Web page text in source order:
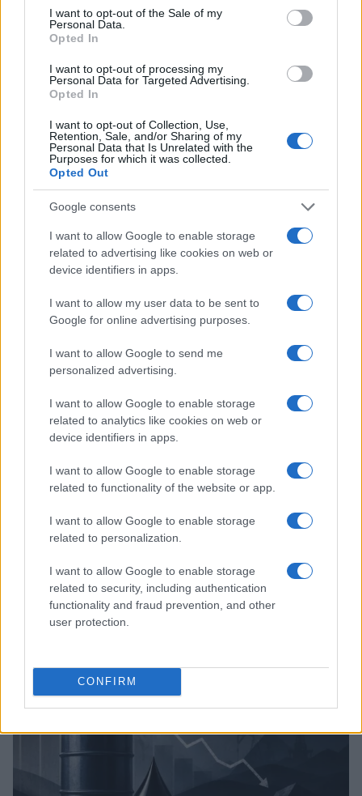
consent section.
I want to opt-out of the Sale of my
Personal Data.
Opted In
I want to opt-out of processing my
Personal Data for Targeted Advertising.
Opted In
I want to opt-out of Collection, Use,
Retention, Sale, and/or Sharing of my
Personal Data that Is Unrelated with the
Purposes for which it was collected.
Opted Out
Google consents
I want to allow Google to enable storage
related to advertising like cookies on web or
device identifiers in apps.
I want to allow my user data to be sent to
Google for online advertising purposes.
I want to allow Google to send me
personalized advertising.
I want to allow Google to enable storage
related to analytics like cookies on web or
device identifiers in apps.
I want to allow Google to enable storage
related to functionality of the website or app.
I want to allow Google to enable storage
related to personalization.
I want to allow Google to enable storage
related to security, including authentication
functionality and fraud prevention, and other
user protection.
CONFIRM
Continue lendo
NÃO CLASSIFICADO
Redução histórica do desmatamento na Amazônia entre agosto
de 2026 e julho de 2026
NÃO CLASSIFICADO
Brent cai 8.3% e arrasta petróleo e ouro para baixo
Rafael Oliveira · 7 ago 2026